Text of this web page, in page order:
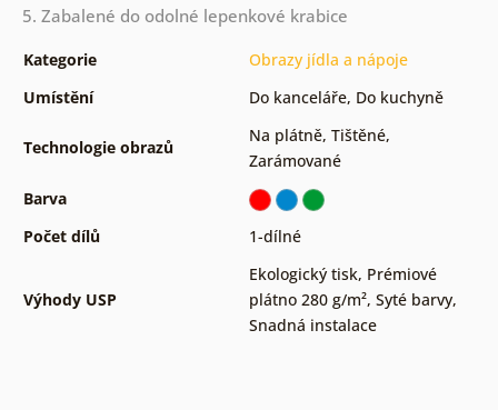
5. Zabalené do odolné lepenkové krabice
Kategorie
Obrazy jídla a nápoje
Umístění
Do kanceláře, Do kuchyně
Technologie obrazů
Na plátně, Tištěné,
Zarámované
Barva
Počet dílů
1-dílné
Výhody USP
Ekologický tisk, Prémiové
plátno 280 g/m², Syté barvy,
Snadná instalace